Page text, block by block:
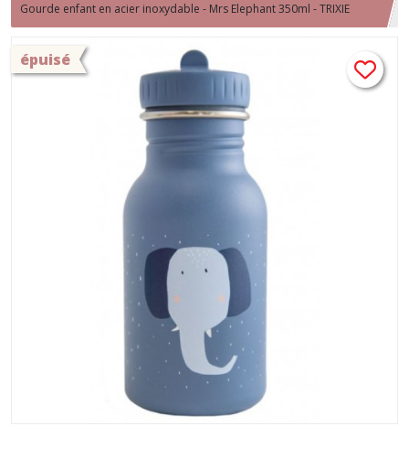
Gourde enfant en acier inoxydable - Mrs Elephant 350ml - TRIXIE
épuisé